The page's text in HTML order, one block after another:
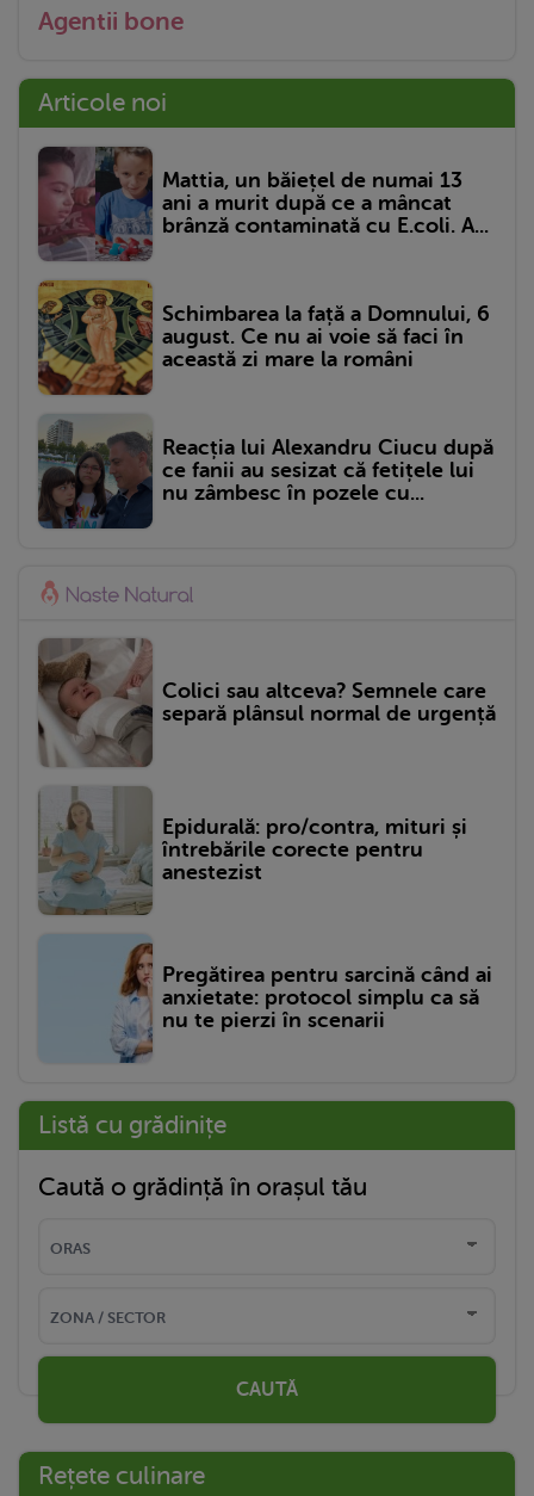
Agentii bone
Articole noi
Mattia, un băiețel de numai 13
ani a murit după ce a mâncat
brânză contaminată cu E.coli. A...
Schimbarea la față a Domnului, 6
august. Ce nu ai voie să faci în
această zi mare la români
Reacția lui Alexandru Ciucu după
ce fanii au sesizat că fetițele lui
nu zâmbesc în pozele cu...
Colici sau altceva? Semnele care
separă plânsul normal de urgență
Epidurală: pro/contra, mituri și
întrebările corecte pentru
anestezist
Pregătirea pentru sarcină când ai
anxietate: protocol simplu ca să
nu te pierzi în scenarii
Listă cu grădinițe
Caută o grădință în orașul tău
CAUTĂ
Rețete culinare